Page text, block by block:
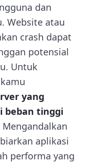
dan
Website atau
crash dapat
potensial
Untuk
yang
beban tinggi
Mengandalkan
aplikasi
performa yang